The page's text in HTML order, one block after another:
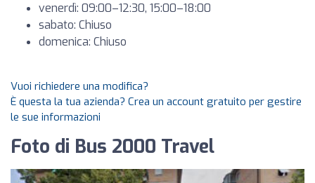
venerdì: 09:00–12:30, 15:00–18:00
sabato: Chiuso
domenica: Chiuso
Vuoi richiedere una modifica?
È questa la tua azienda? Crea un account gratuito per gestire
le sue informazioni
Foto di Bus 2000 Travel